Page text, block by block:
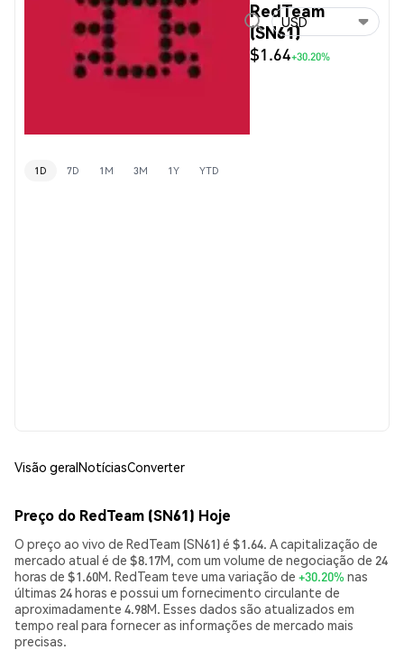
RedTeam
(SN61)
$1.64+30.20%
USD
1D 7D 1M 3M 1Y YTD
Visão geralNotíciasConverter
Preço do RedTeam (SN61) Hoje
O preço ao vivo de RedTeam (SN61) é $1.64. A capitalização de
mercado atual é de $8.17M, com um volume de negociação de 24
horas de $1.60M. RedTeam teve uma variação de +30.20% nas
últimas 24 horas e possui um fornecimento circulante de
aproximadamente 4.98M. Esses dados são atualizados em
tempo real para fornecer as informações de mercado mais
precisas.